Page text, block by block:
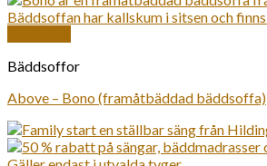
Bäddsoffor
Above – Bono (framåtbäddad bäddsoffa)